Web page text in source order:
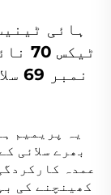
یہ پریمیم
بھرے سلائی
کھینچنے کی